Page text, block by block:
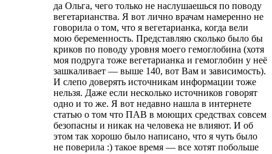
да Ольга, чего только не наслушаешься по поводу
вегетарианства. Я вот лично врачам намеренно не
говорила о том, что я вегетарианка, когда вели
мою беременность. Представляю сколько было бы
криков по поводу уровня моего гемоглобина (хотя
моя подруга тоже вегетарианка и гемоглобин у неё
зашкаливает — выше 140, вот Вам и зависимость).
И слепо доверять источникам информации тоже
нельзя. Даже если несколько источников говорят
одно и то же. Я вот недавно нашла в интернете
статью о том что ПАВ в моющих средствах совсем
безопасны и никак на человека не влияют. И об
этом так хорошо было написано, что я чуть было
не поверила :) такое время — все хотят побольше